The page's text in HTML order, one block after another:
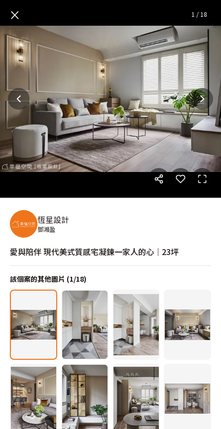
愛與陪伴 現代美式質感宅凝鍊
× 1 / 18
恆星設計
鄧湘盈
愛與陪伴 現代美式質感宅凝鍊一家人的心│23坪
該個案的其他圖片 (1/18)